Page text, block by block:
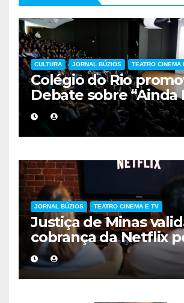
CULTURA JORNAL BÚZIOS TEATRO CINEMA
Colégio do Rio
Debate sobre “Ainda
Aqui”, obra cobrada
vestibular da UERJ
JORNAL BÚZIOS TEATRO CINEMA E TV
Justiça de Minas
cobrança da Netflix
compartilhamento
senhas fora da